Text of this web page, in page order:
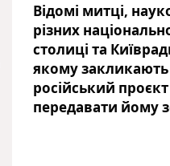
Відомі митці,
різних
столиці та
якому
російський
передавати йому